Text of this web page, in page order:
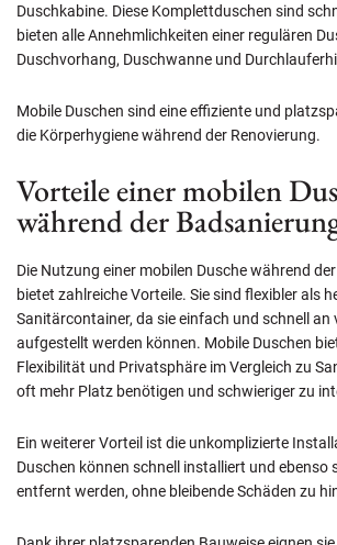
Duschkabine. Diese Komplettduschen sind
bieten alle Annehmlichkeiten einer regulären
Duschvorhang, Duschwanne und
Mobile Duschen sind eine effiziente und
die Körperhygiene während der Renovierung.
Vorteile einer mobilen
während der
Die Nutzung einer mobilen Dusche während
bietet zahlreiche Vorteile. Sie sind flexibler als
Sanitärcontainer, da sie einfach und schnell an
aufgestellt werden können. Mobile Duschen
Flexibilität und Privatsphäre im Vergleich zu
oft mehr Platz benötigen und schwieriger zu
Ein weiterer Vorteil ist die unkomplizierte
Duschen können schnell installiert und ebenso
entfernt werden, ohne bleibende Schäden zu